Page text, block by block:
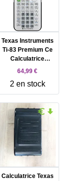
Texas Instruments
Ti-83 Premium Ce
Calculatrice
Graphique
64,99 €
2 en stock
Calculatrice Texas